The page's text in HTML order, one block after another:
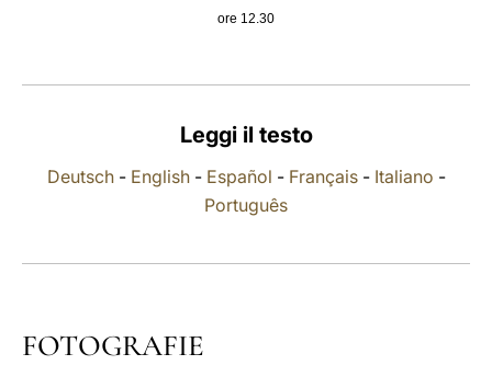
ore 12.30
Leggi il testo
Deutsch- English- Español - Français- Italiano -
Português
FOTOGRAFIE